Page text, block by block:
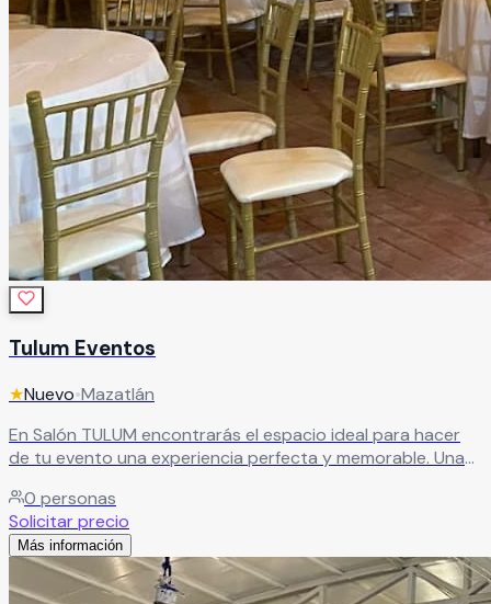
Tulum Eventos
★Nuevo•Mazatlán
En Salón TULUM encontrarás el espacio ideal para hacer
de tu evento una experiencia perfecta y memorable. Una
funcionalidad y ambiente para crear celebraciones únicas.
Leer más
0 personas
Solicitar precio
Más información